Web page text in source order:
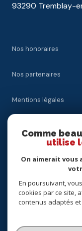
93290 Tremblay-
Nos honoraires
Nos partenaires
Mentions légales
Comme
utilise
On aimerait vous
En poursuivant,
cookies par ce site,
contenus adaptés